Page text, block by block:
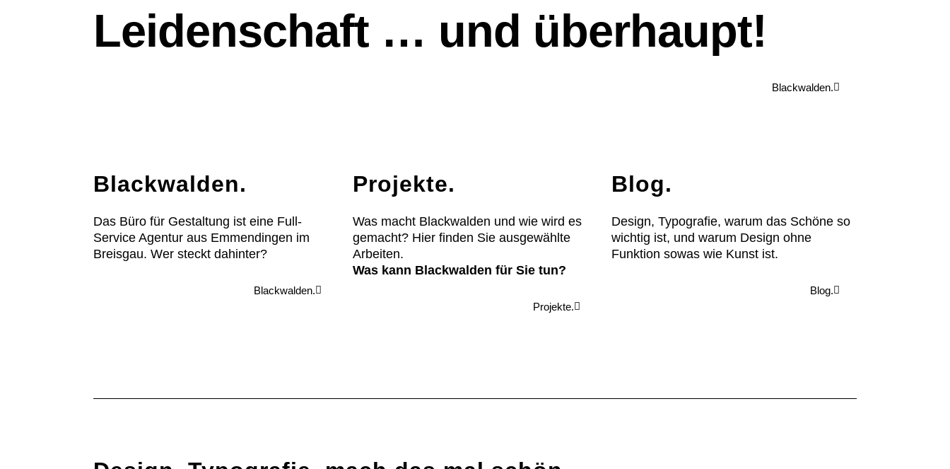
Leidenschaft … und überhaupt!
Blackwalden.
Blackwalden.
Das Büro für Gestaltung ist eine Full-
Service Agentur aus Emmendingen im
Breisgau. Wer steckt dahinter?
Blackwalden.
Projekte.
Was macht Blackwalden und wie wird es
gemacht? Hier finden Sie ausgewählte
Arbeiten.
Was kann Blackwalden für Sie tun?
Projekte.
Blog.
Design, Typografie, warum das Schöne so
wichtig ist, und warum Design ohne
Funktion sowas wie Kunst ist.
Blog.